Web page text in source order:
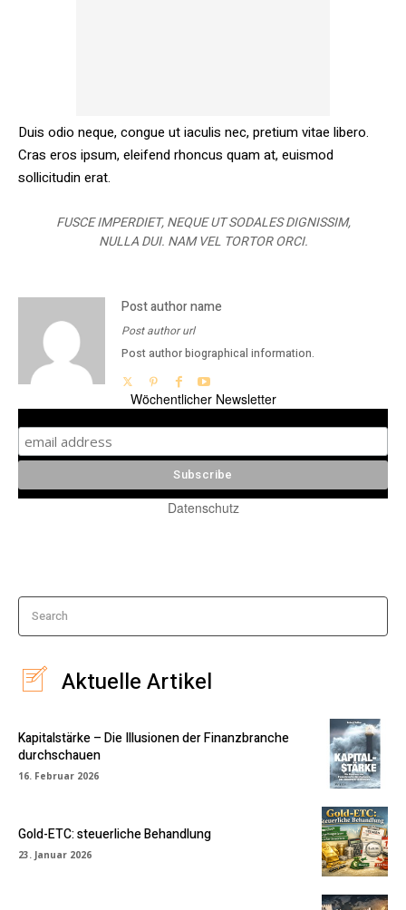
Duis odio neque, congue ut iaculis nec, pretium vitae libero.
Cras eros ipsum, eleifend rhoncus quam at, euismod
sollicitudin erat.
FUSCE IMPERDIET, NEQUE UT SODALES DIGNISSIM,
NULLA DUI. NAM VEL TORTOR ORCI.
Post author name
Post author url
Post author biographical information.
Wöchentlicher Newsletter
Datenschutz
Search
Aktuelle Artikel
Kapitalstärke – Die Illusionen der Finanzbranche
durchschauen
16. Februar 2026
Gold-ETC: steuerliche Behandlung
23. Januar 2026